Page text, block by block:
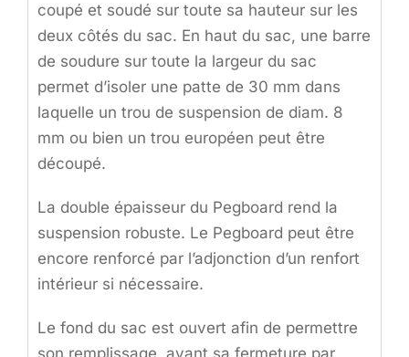
coupé et soudé sur toute sa hauteur sur les
deux côtés du sac. En haut du sac, une barre
de soudure sur toute la largeur du sac
permet d’isoler une patte de 30 mm dans
laquelle un trou de suspension de diam. 8
mm ou bien un trou européen peut être
découpé.
La double épaisseur du Pegboard rend la
suspension robuste. Le Pegboard peut être
encore renforcé par l’adjonction d’un renfort
intérieur si nécessaire.
Le fond du sac est ouvert afin de permettre
son remplissage, avant sa fermeture par